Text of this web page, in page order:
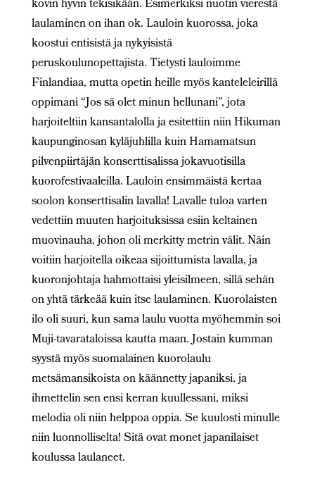
kovin hyvin tekisikään. Esimerkiksi nuotin vierestä
laulaminen on ihan ok. Lauloin kuorossa, joka
koostui entisistä ja nykyisistä
peruskoulunopettajista. Tietysti lauloimme
Finlandiaa, mutta opetin heille myös kanteleleirillä
oppimani “Jos sä olet minun hellunani”, jota
harjoiteltiin kansantalolla ja esitettiin niin Hikuman
kaupunginosan kyläjuhlilla kuin Hamamatsun
pilvenpiirtäjän konserttisalissa jokavuotisilla
kuorofestivaaleilla. Lauloin ensimmäistä kertaa
soolon konserttisalin lavalla! Lavalle tuloa varten
vedettiin muuten harjoituksissa esiin keltainen
muovinauha, johon oli merkitty metrin välit. Näin
voitiin harjoitella oikeaa sijoittumista lavalla, ja
kuoronjohtaja hahmottaisi yleisilmeen, sillä sehän
on yhtä tärkeää kuin itse laulaminen. Kuorolaisten
ilo oli suuri, kun sama laulu vuotta myöhemmin soi
Muji-tavarataloissa kautta maan. Jostain kumman
syystä myös suomalainen kuorolaulu
metsämansikoista on käännetty japaniksi, ja
ihmettelin sen ensi kerran kuullessani, miksi
melodia oli niin helppoa oppia. Se kuulosti minulle
niin luonnolliselta! Sitä ovat monet japanilaiset
koulussa laulaneet.